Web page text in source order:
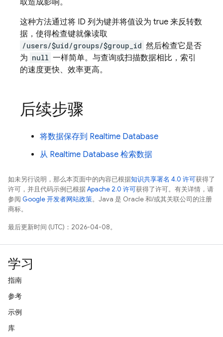
取造成影响。
这种方法通过将 ID 列为键并将值设为 true 来反转数
据，使得检查键就像读取
/users/$uid/groups/$group_id 然后检查它是否
为 null 一样简单。与查询或扫描数据相比，索引
的速度更快、效率更高。
后续步骤
将数据保存到 Realtime Database
从 Realtime Database 检索数据
如未另行说明，那么本页面中的内容已根据知识共享署名 4.0 许可获得了
许可，并且代码示例已根据Apache 2.0 许可获得了许可。有关详情，请
参阅 Google 开发者网站政策。Java 是 Oracle 和/或其关联公司的注册
商标。
最后更新时间 (UTC)：2026-04-08。
学习
指南
参考
示例
库